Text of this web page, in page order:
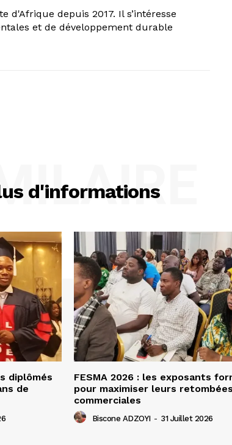
d'Afrique depuis 2017. Il s’intéresse
et de développement durable
d'informations
diplômés
de
FESMA 2026 : les exposants
pour maximiser leurs retombées
commerciales
Biscone ADZOYI - 31 Juillet 2026